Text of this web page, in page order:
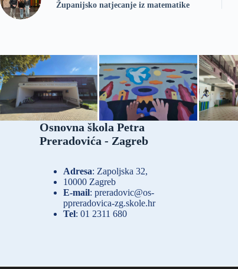
Županijsko natjecanje iz matematike
Osnovna škola Petra
Preradovića - Zagreb
Adresa: Zapoljska 32,
10000 Zagreb
E-mail:preradovic@os-
ppreradovica-zg.skole.hr
Tel:01 2311 680